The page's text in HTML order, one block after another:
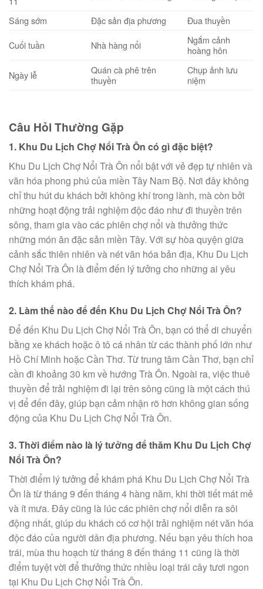
Sáng sớm
Đặc sản địa phương
Đua thuyền
Cuối tuần
Nhà hàng nổi
Ngắm cảnh
hoàng hôn
Ngày lễ
Quán cà phê trên
thuyền
Chụp ảnh lưu
niệm
Câu Hỏi Thường Gặp
1. Khu Du Lịch Chợ Nổi Trà Ôn có gì đặc biệt?
Khu Du Lịch Chợ Nổi Trà Ôn nổi bật với vẻ đẹp tự nhiên và
văn hóa phong phú của miền Tây Nam Bộ. Nơi đây không
chỉ thu hút du khách bởi không khí trong lành, mà còn bởi
những hoạt động trải nghiệm độc đáo như đi thuyền trên
sông, tham gia vào các phiên chợ nổi và thưởng thức
những món ăn đặc sản miền Tây. Với sự hòa quyện giữa
cảnh sắc thiên nhiên và nét văn hóa bản địa, Khu Du Lịch
Chợ Nổi Trà Ôn là điểm đến lý tưởng cho những ai yêu
thích khám phá.
2. Làm thế nào để đến Khu Du Lịch Chợ Nổi Trà Ôn?
Để đến Khu Du Lịch Chợ Nổi Trà Ôn, bạn có thể di chuyển
bằng xe khách hoặc ô tô cá nhân từ các thành phố lớn như
Hồ Chí Minh hoặc Cần Thơ. Từ trung tâm Cần Thơ, bạn chỉ
cần đi khoảng 30 km về hướng Trà Ôn. Ngoài ra, việc thuê
thuyền để trải nghiệm đi lại trên sông cũng là một cách thú
vị để đến đây, giúp bạn cảm nhận rõ hơn không gian sống
động của Khu Du Lịch Chợ Nổi Trà Ôn.
3. Thời điểm nào là lý tưởng để thăm Khu Du Lịch Chợ
Nổi Trà Ôn?
Thời điểm lý tưởng để khám phá Khu Du Lịch Chợ Nổi Trà
Ôn là từ tháng 9 đến tháng 4 hàng năm, khi thời tiết mát mẻ
và ít mưa. Đây cũng là lúc các phiên chợ nổi diễn ra sôi
động nhất, giúp du khách có cơ hội trải nghiệm nét văn hóa
độc đáo của người dân địa phương. Nếu bạn yêu thích hoa
trái, mùa thu hoạch từ tháng 8 đến tháng 11 cũng là thời
điểm tuyệt vời để thưởng thức nhiều loại trái cây tươi ngon
tại Khu Du Lịch Chợ Nổi Trà Ôn.